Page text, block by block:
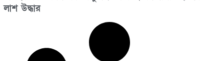
লাশ উদ্ধার